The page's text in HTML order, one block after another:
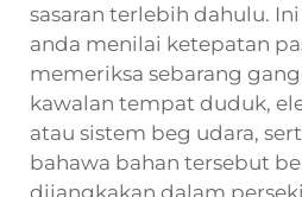
sasaran terlebih dahulu.
anda menilai ketepatan
memeriksa sebarang
kawalan tempat duduk,
atau sistem beg udara,
bahawa bahan tersebut
dijangkakan dalam